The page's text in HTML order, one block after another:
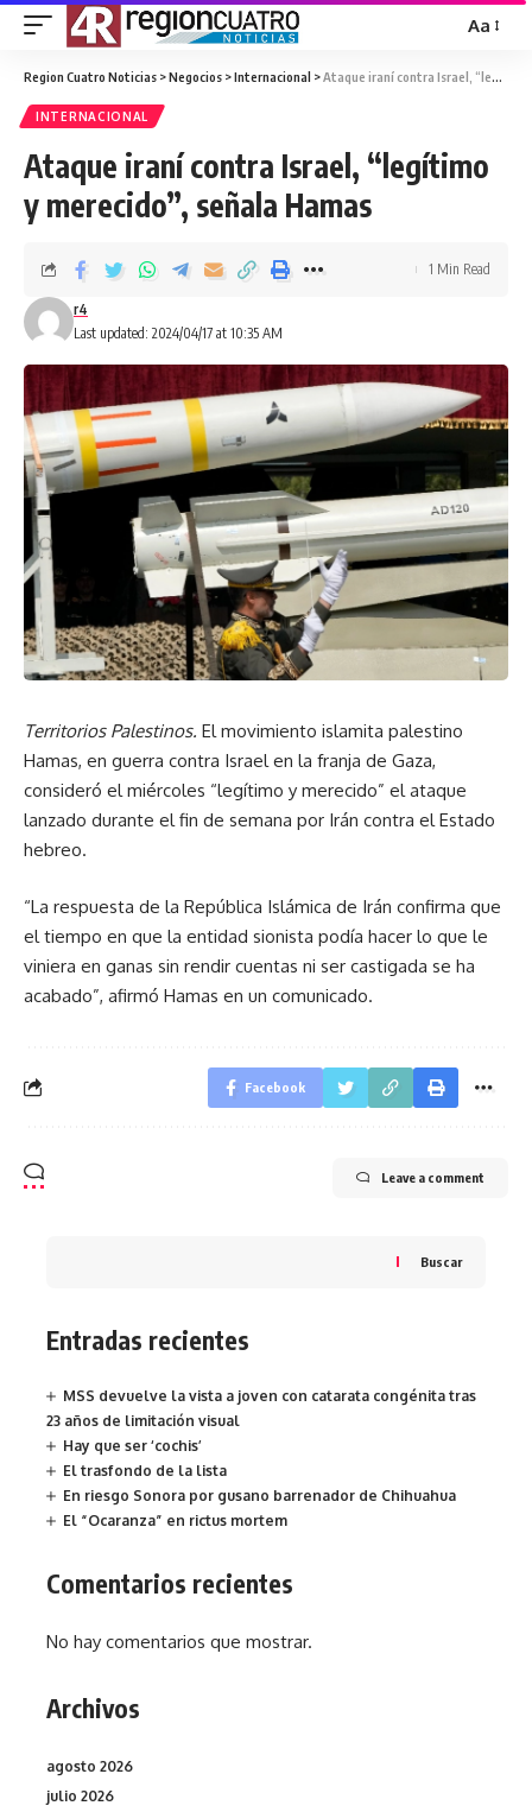
Aa
Region Cuatro Noticias >Negocios >Internacional >Ataque iraní contra Israel, “legítimo y merecido”, señala Hamas
INTERNACIONAL
Ataque iraní contra Israel, “legítimo
y merecido”, señala Hamas
Last updated: 2024/04/17 at 10:35 AM
r4
1 Min Read
Territorios Palestinos. El movimiento islamita palestino
Hamas, en guerra contra Israel en la franja de Gaza,
consideró el miércoles “legítimo y merecido” el ataque
lanzado durante el fin de semana por Irán contra el Estado
hebreo.
“La respuesta de la República Islámica de Irán confirma que
el tiempo en que la entidad sionista podía hacer lo que le
viniera en ganas sin rendir cuentas ni ser castigada se ha
acabado”, afirmó Hamas en un comunicado.
Facebook
Leave a comment
Buscar
Entradas recientes
MSS devuelve la vista a joven con catarata congénita tras
23 años de limitación visual
Hay que ser ‘cochis’
El trasfondo de la lista
En riesgo Sonora por gusano barrenador de Chihuahua
El “Ocaranza” en rictus mortem
Comentarios recientes
No hay comentarios que mostrar.
Archivos
agosto 2026
julio 2026